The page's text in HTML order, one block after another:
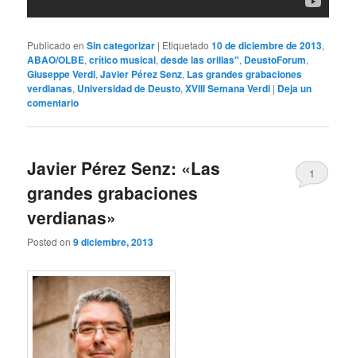
Publicado en Sin categorizar | Etiquetado 10 de diciembre de 2013,
ABAO/OLBE,crítico musical,desde las orillas", DeustoForum,
Giuseppe Verdi,Javier Pérez Senz, Las grandes grabaciones
verdianas, Universidad de Deusto,XVIII Semana Verdi | Deja un
comentario
Javier Pérez Senz: «Las
grandes grabaciones
verdianas»
Posted on9 diciembre, 2013
1